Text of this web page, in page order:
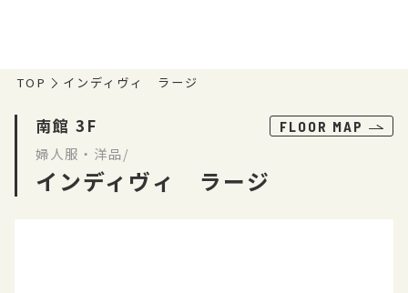
TOP インディヴィ ラージ
南館 3F FLOOR MAP
婦人服・洋品/
インディヴィ ラージ